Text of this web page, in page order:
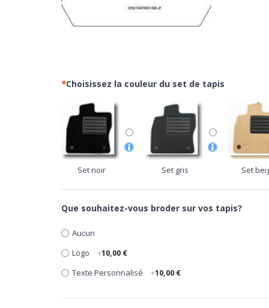
*Choisissez la couleur du set de tapis
Set noir Set gris Set
Que souhaitez-vous broder sur vos tapis?
Aucun
Logo
+10,00 €
Texte Personnalisé
+10,00 €